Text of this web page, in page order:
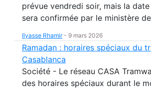
prévue vendredi soir, mais la
sera confirmée par le ministère
Ilyasse Rhamir- 9 mars 2026
Ramadan : horaires spéciaux du
Casablanca
Société - Le réseau CASA
des horaires spéciaux durant le